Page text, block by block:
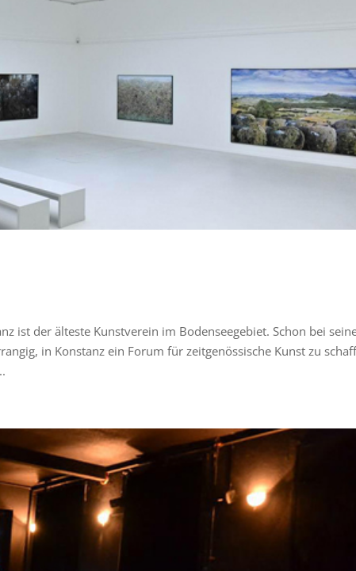
ist der älteste Kunstverein im Bodenseegebiet. Schon bei
in Konstanz ein Forum für zeitgenössische Kunst zu